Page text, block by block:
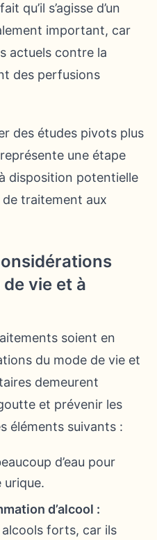
qu’il s’agisse d’un
important, car
actuels contre la
des perfusions
des études pivots plus
une étape
disposition potentielle
traitement aux
vie et à
soient en
du mode de vie et
demeurent
et prévenir les
éléments suivants :
d’eau pour
urique.
d’alcool :
forts, car ils